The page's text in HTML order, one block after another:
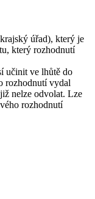
úřad), který je
který rozhodnutí
učinit ve lhůtě do
rozhodnutí vydal
nelze odvolat. Lze
rozhodnutí